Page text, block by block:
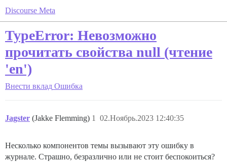
Discourse Meta
TypeError: Невозможно
прочитать свойства null (чтение
'en')
Внести вклад Ошибка
Jagster (Jakke Flemming) 02.Ноябрь.2023 12:40:35
1
Несколько компонентов темы вызывают эту ошибку в
журнале. Страшно, безразлично или не стоит беспокоиться?